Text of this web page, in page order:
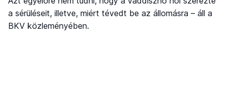
a sérüléseit, illetve, miért tévedt be az állomásra – áll a
BKV közleményében.